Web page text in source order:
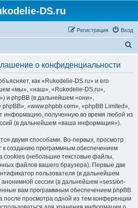
DS.ru
Вход
Регистрация
о конфиденциальности
как «Rukodelie-DS.ru» и его
«мы», «наш», «Rukodelie-DS.ru»,
и phpBB (в дальнейшем «они»,
«www.phpbb.com», «phpBB Limited»,
информацию, полученную во время любой из
(в дальнейшем «ваша информация»).
двумя способами. Во-первых, просмотр
к созданию программным обеспечением
cookies (небольшие текстовые файлы,
файлов вашего браузера). Первые две
пользователя (в дальнейшем
сессии (в дальнейшем «session-
вам программным обеспечением phpBB.
после просмотра одной из тем конференции